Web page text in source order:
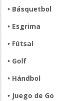
• Básquetbol
• Esgrima
• Fútsal
• Golf
• Hándbol
• Juego de Go